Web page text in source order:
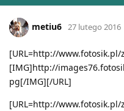
metiu6 27 lutego 2016
[URL=http://www.fotosik.pl/
[IMG]http://
pg[/IMG][/URL]
[URL=http://